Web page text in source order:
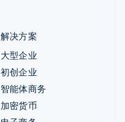
解决方案
大型企业
初创企业
智能体商务
加密货币